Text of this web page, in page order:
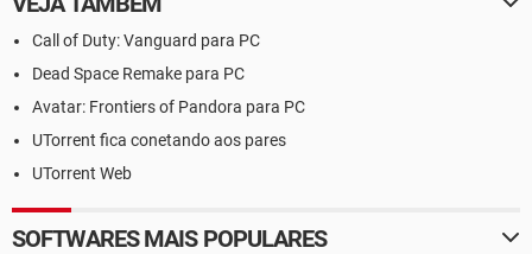
Call of Duty: Vanguard para PC
Dead Space Remake para PC
Avatar: Frontiers of Pandora para PC
UTorrent fica conetando aos pares
UTorrent Web
SOFTWARES MAIS POPULARES